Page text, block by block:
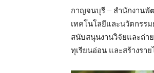
กาญจนบุรี – สำนักงานพั
เทคโนโลยีและนวัตกรร
สนับสนุนงานวิจัยและถ่
ทุเรียนอ่อน และสร้างรา